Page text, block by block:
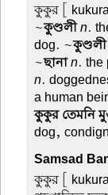
কুকুর [
~কুণ্ডলীn.
dog. ~
~ছানাn.
n.
a human
কুকুর তেমনি
dog,
Samsad
কুকুর [